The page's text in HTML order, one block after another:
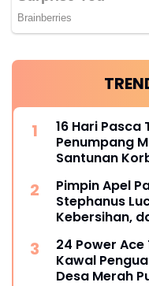
16 Hari Pasca
Penumpang
Santunan
Pimpin Apel
Stephanus
Kebersihan,
24 Power Ace
Kawal
Desa Merah